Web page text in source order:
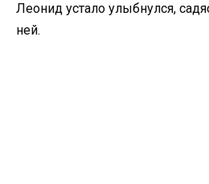
Леонид устало улыбнулся,
ней.